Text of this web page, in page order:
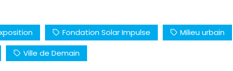
Fondation Solar Impulse
Milieu urbain
Ville de Demain